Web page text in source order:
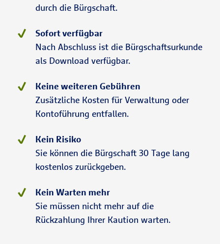
durch die Bürgschaft.
Sofort verfügbar
Nach Abschluss ist die Bürgschaftsurkunde
als Download verfügbar.
Keine weiteren Gebühren
Zusätzliche Kosten für Verwaltung oder
Kontoführung entfallen.
Kein Risiko
Sie können die Bürgschaft 30 Tage lang
kostenlos zurückgeben.
Kein Warten mehr
Sie müssen nicht mehr auf die
Rückzahlung Ihrer Kaution warten.